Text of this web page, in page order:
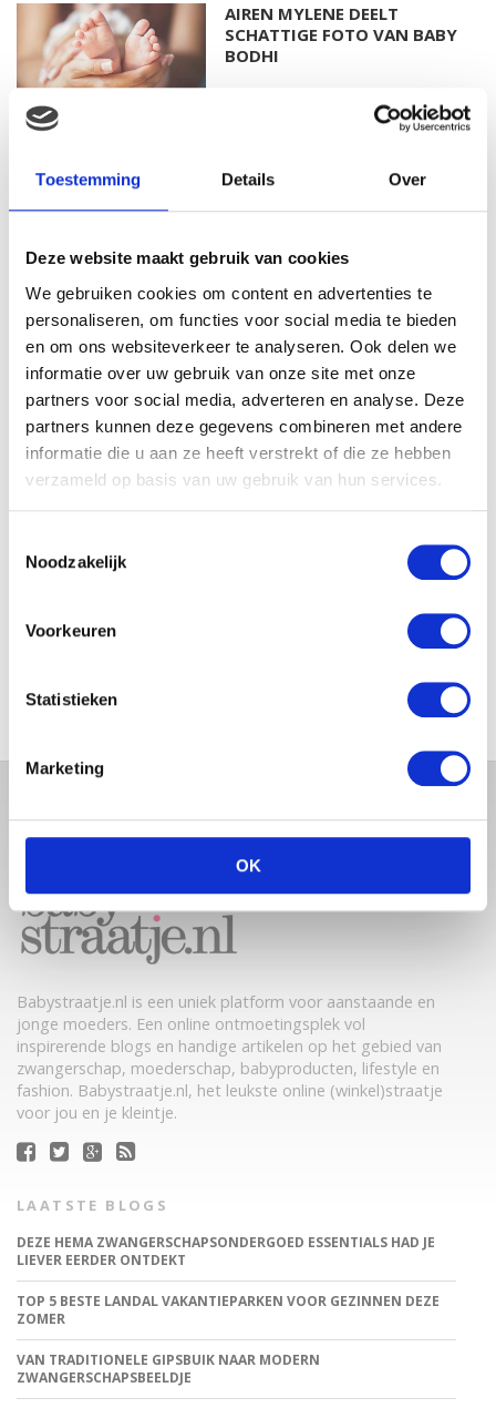
Toestemming Details Over
Deze website maakt gebruik van cookies
We gebruiken cookies om content en advertenties te
personaliseren, om functies voor social media te bieden
en om ons websiteverkeer te analyseren. Ook delen we
informatie over uw gebruik van onze site met onze
partners voor social media, adverteren en analyse. Deze
partners kunnen deze gegevens combineren met andere
informatie die u aan ze heeft verstrekt of die ze hebben
verzameld op basis van uw gebruik van hun services.
Noodzakelijk
Voorkeuren
Statistieken
Marketing
OK
AIREN MYLENE DEELT
SCHATTIGE FOTO VAN BABY
BODHI
MET DOCHTERTJE SCOTTIE
KIM KÖTTER DEELT PRACHTIGE
GEZINSFOTO MET HAAR
MANNEN
JOSJE HUISMAN SHOWT
BABYBUIK OP IBIZA
PRACHTIGE FOTO MET BABY
Babystraatje.nl is een uniek platform voor aanstaande en
jonge moeders. Een online ontmoetingsplek vol
inspirerende blogs en handige artikelen op het gebied van
zwangerschap, moederschap, babyproducten, lifestyle en
fashion. Babystraatje.nl, het leukste online (winkel)straatje
voor jou en je kleintje.
LAATSTE BLOGS
DEZE HEMA ZWANGERSCHAPSONDERGOED ESSENTIALS HAD JE
LIEVER EERDER ONTDEKT
TOP 5 BESTE LANDAL VAKANTIEPARKEN VOOR GEZINNEN DEZE
ZOMER
VAN TRADITIONELE GIPSBUIK NAAR MODERN
ZWANGERSCHAPSBEELDJE